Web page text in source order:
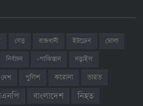
সেতু রাজধানী ইউক্রেন
ভোলা
নির্বাচন -পাকিস্তান নড়াইল
দেশ পুলিশ করোনা
ভারত
বাংলাদেশ নিহত